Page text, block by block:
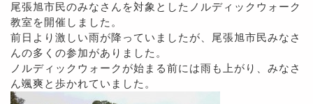
尾張旭市民のみなさんを対象としたノルディックウォーク
教室を開催しました。
前日より激しい雨が降っていましたが、尾張旭市民みなさ
んの多くの参加がありました。
ノルディックウォークが始まる前には雨も上がり、みなさ
ん颯爽と歩かれていました。